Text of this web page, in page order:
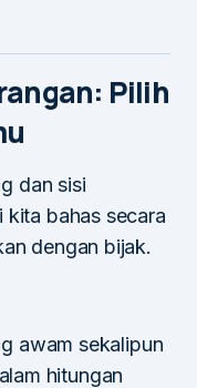
Pilih
dan sisi
kita bahas secara
dengan bijak.
awam sekalipun
hitungan